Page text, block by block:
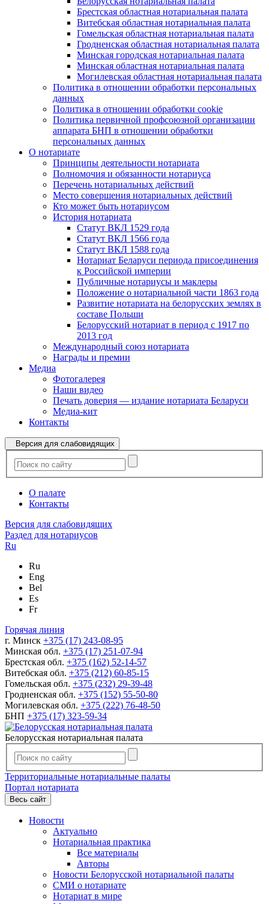
Брестская областная нотариальная палата
Витебская областная нотариальная палата
Гомельская областная нотариальная палата
Гродненская областная нотариальная палата
Минская городская нотариальная палата
Минская областная нотариальная палата
Могилевская областная нотариальная палата
Политика в отношении обработки персональных
данных
Политика в отношении обработки cookie
Политика первичной профсоюзной организации
аппарата БНП в отношении обработки
персональных данных
О нотариате
Принципы деятельности нотариата
Полномочия и обязанности нотариуса
Перечень нотариальных действий
Место совершения нотариальных действий
Кто может быть нотариусом
История нотариата
Статут ВКЛ 1529 года
Статут ВКЛ 1566 года
Статут ВКЛ 1588 года
Нотариат Беларуси периода присоединения
к Российской империи
Публичные нотариусы и маклеры
Положение о нотариальной части 1863 года
Развитие нотариата на белорусских землях в
составе Польши
Белорусский нотариат в период с 1917 по
2013 год
Международный союз нотариата
Награды и премии
Медиа
Фотогалерея
Наши видео
Печать доверия — издание нотариата Беларуси
Медиа-кит
Контакты
Версия для слабовидящих
О палате
Контакты
Версия для слабовидящих
Раздел для нотариусов
Ru
Ru
Eng
Bel
Es
Fr
Горячая линия
г. Минск +375 (17) 243-08-95
Минская обл. +375 (17) 251-07-94
Брестская обл. +375 (162) 52-14-57
Витебская обл. +375 (212) 60-85-15
Гомельская обл. +375 (232) 29-39-48
Гродненская обл. +375 (152) 55-50-80
Могилевская обл. +375 (222) 76-48-50
БНП +375 (17) 323-59-34
Белорусская нотариальная палата
Территориальные нотариальные палаты
Портал нотариата
Весь сайт
Новости
Актуально
Нотариальная практика
Все материалы
Авторы
Новости Белорусской нотариальной палаты
СМИ о нотариате
Нотариат в мире